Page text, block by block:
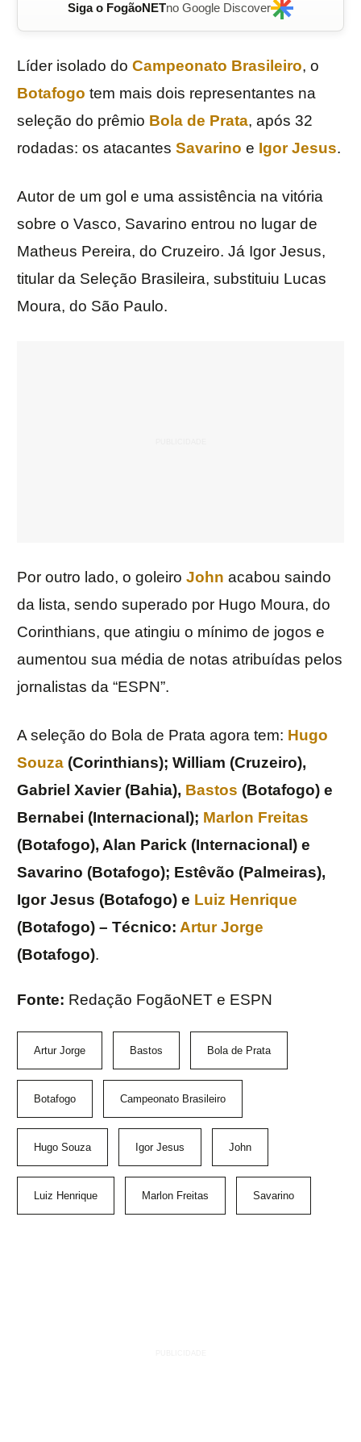
Siga o FogãoNETno Google Discover
Líder isolado do Campeonato Brasileiro, o
Botafogo tem mais dois representantes na
seleção do prêmio Bola de Prata, após 32
rodadas: os atacantes Savarino e Igor Jesus.
Autor de um gol e uma assistência na vitória
sobre o Vasco, Savarino entrou no lugar de
Matheus Pereira, do Cruzeiro. Já Igor Jesus,
titular da Seleção Brasileira, substituiu Lucas
Moura, do São Paulo.
Por outro lado, o goleiro John acabou saindo
da lista, sendo superado por Hugo Moura, do
Corinthians, que atingiu o mínimo de jogos e
aumentou sua média de notas atribuídas pelos
jornalistas da “ESPN”.
A seleção do Bola de Prata agora tem: Hugo
Souza (Corinthians); William (Cruzeiro),
Gabriel Xavier (Bahia), Bastos (Botafogo) e
Bernabei (Internacional); Marlon Freitas
(Botafogo), Alan Parick (Internacional) e
Savarino (Botafogo); Estêvão (Palmeiras),
Igor Jesus (Botafogo) e Luiz Henrique
(Botafogo) – Técnico: Artur Jorge
(Botafogo).
Fonte: Redação FogãoNET e ESPN
Artur Jorge Bastos Bola de Prata
Botafogo Campeonato Brasileiro
Hugo Souza Igor Jesus John
Luiz Henrique Marlon Freitas Savarino